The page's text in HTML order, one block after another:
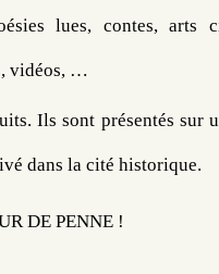
lues, contes, arts
vidéos, …
Ils sont présentés sur
dans la cité historique.
DE PENNE !